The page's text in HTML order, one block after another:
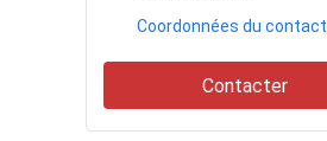
Coordonnées du contact
Contacter